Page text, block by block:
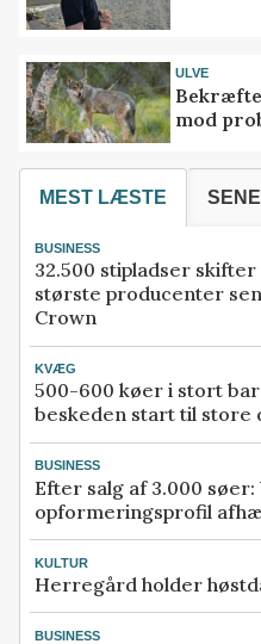
ULVE
mod
MEST LÆSTE
BUSINESS
32.500 stipladser
største producenter
Crown
KVÆG
500-600 køer i stort
beskeden start til store
BUSINESS
Efter salg af 3.000
opformeringsprofil
KULTUR
Herregård holder
BUSINESS